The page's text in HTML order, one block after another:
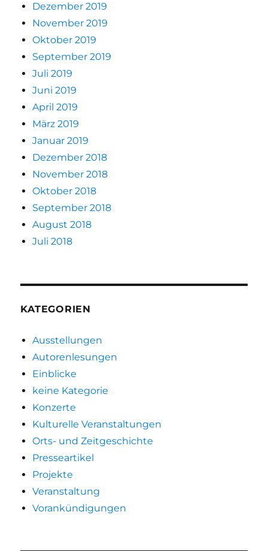
Dezember 2019
November 2019
Oktober 2019
September 2019
Juli 2019
Juni 2019
April 2019
März 2019
Januar 2019
Dezember 2018
November 2018
Oktober 2018
September 2018
August 2018
Juli 2018
KATEGORIEN
Ausstellungen
Autorenlesungen
Einblicke
keine Kategorie
Konzerte
Kulturelle Veranstaltungen
Orts- und Zeitgeschichte
Presseartikel
Projekte
Veranstaltung
Vorankündigungen